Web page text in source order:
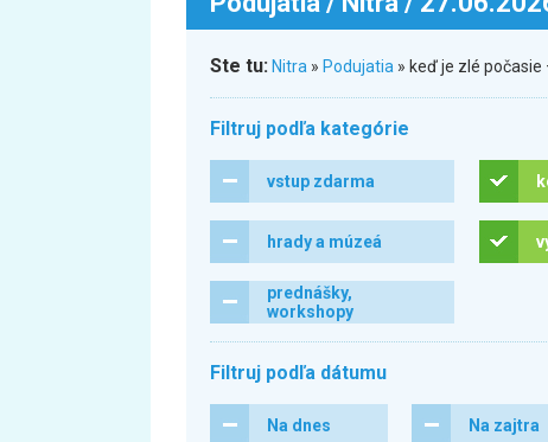
Ste tu: Nitra » Podujatia » keď je zlé
Filtruj podľa kategórie
vstup zdarma
hrady a múzeá
prednášky,
workshopy
Filtruj podľa dátumu
Na dnes Na zajtra